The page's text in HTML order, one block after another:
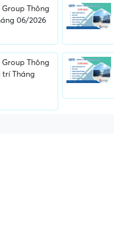
Thông
06/2026
Thông
trí Tháng